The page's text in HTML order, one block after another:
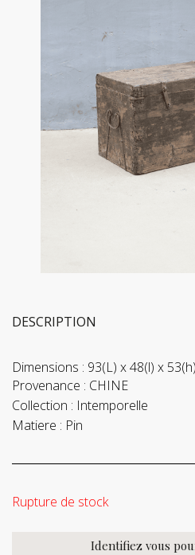
DESCRIPTION
Dimensions : 93(L) x 48(l) x
Provenance : CHINE
Collection : Intemporelle
Matiere : Pin
Rupture de stock
Identifiez vous